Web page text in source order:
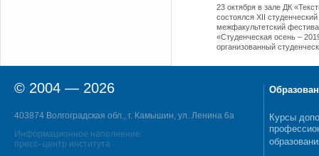
23 октября в зале ДК
состоялся XII студенческий
межфакультетский
«Студенческая осень –
организованный
© 2004 — 2026
403874 Волгоградская обл., г. Камышин, ул. Ленина 6а
Информационное наполнение:
пресс–центр института
Курсы